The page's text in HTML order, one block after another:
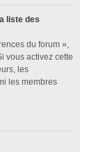
liste des
du forum »,
vous activez cette
les
les membres